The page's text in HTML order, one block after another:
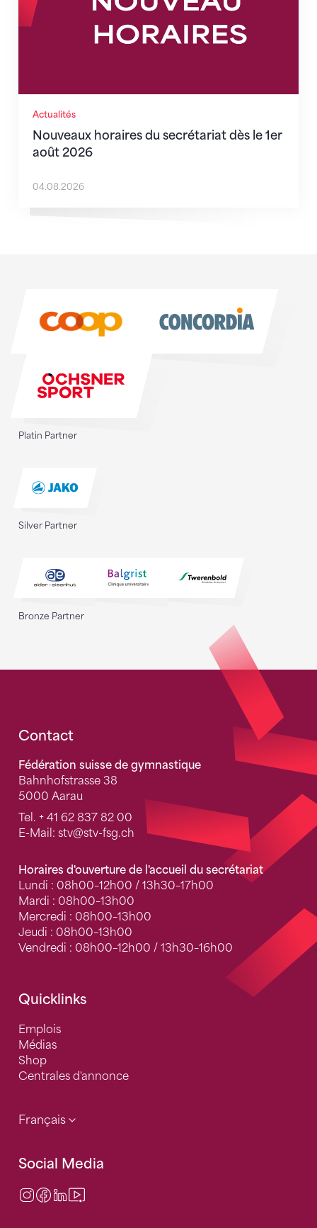
Actualités
Nouveaux horaires du secrétariat dès le 1er
août 2026
04.08.2026
Platin Partner
Silver Partner
Bronze Partner
Fusszeile
Contact
Fédération suisse de gymnastique
Bahnhofstrasse 38
5000 Aarau
Tel. + 41 62 837 82 00
E-Mail: stv@stv-fsg.ch
Horaires d'ouverture de l'accueil du secrétariat
Lundi : 08h00–12h00 / 13h30–17h00
Mardi : 08h00–13h00
Mercredi : 08h00–13h00
Jeudi : 08h00–13h00
Vendredi : 08h00–12h00 / 13h30–16h00
Quicklinks
Emplois
Médias
Shop
Centrales d'annonce
Français
Social Media
Instagram
Facebook
LinkedIn